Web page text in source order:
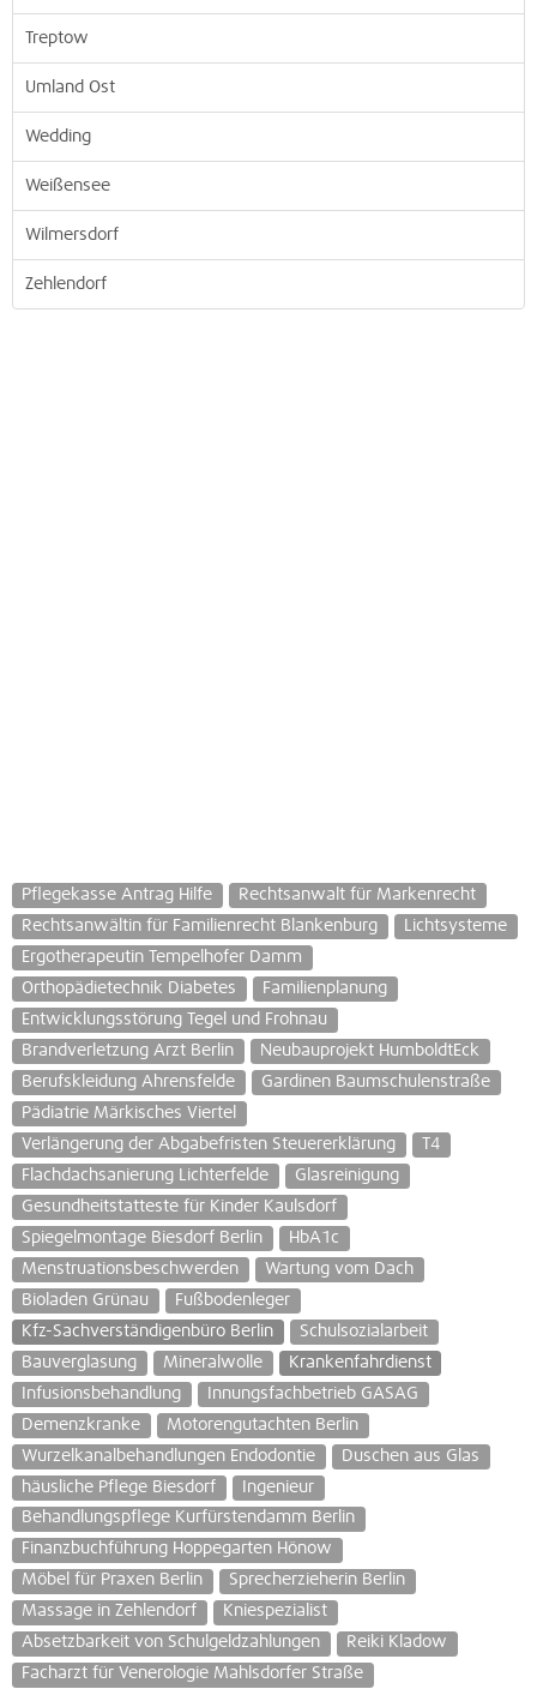
Treptow
Umland Ost
Wedding
Weißensee
Wilmersdorf
Zehlendorf
Pflegekasse Antrag Hilfe
Rechtsanwalt für Markenrecht
Rechtsanwältin für Familienrecht Blankenburg
Lichtsysteme
Ergotherapeutin Tempelhofer Damm
Orthopädietechnik Diabetes
Familienplanung
Entwicklungsstörung Tegel und Frohnau
Brandverletzung Arzt Berlin
Neubauprojekt HumboldtEck
Berufskleidung Ahrensfelde
Gardinen Baumschulenstraße
Pädiatrie Märkisches Viertel
Verlängerung der Abgabefristen Steuererklärung
T4
Flachdachsanierung Lichterfelde
Glasreinigung
Gesundheitstatteste für Kinder Kaulsdorf
Spiegelmontage Biesdorf Berlin
HbA1c
Menstruationsbeschwerden
Wartung vom Dach
Bioladen Grünau
Fußbodenleger
Kfz-Sachverständigenbüro Berlin
Schulsozialarbeit
Bauverglasung
Mineralwolle
Krankenfahrdienst
Infusionsbehandlung
Innungsfachbetrieb GASAG
Demenzkranke
Motorengutachten Berlin
Wurzelkanalbehandlungen Endodontie
Duschen aus Glas
häusliche Pflege Biesdorf
Ingenieur
Behandlungspflege Kurfürstendamm Berlin
Finanzbuchführung Hoppegarten Hönow
Möbel für Praxen Berlin
Sprecherzieherin Berlin
Massage in Zehlendorf
Kniespezialist
Absetzbarkeit von Schulgeldzahlungen
Reiki Kladow
Facharzt für Venerologie Mahlsdorfer Straße